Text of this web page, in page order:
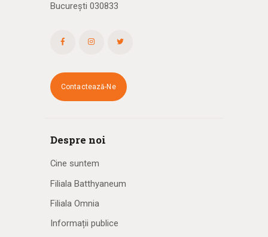
București 030833
Contactează-Ne
Despre noi
Cine suntem
Filiala Batthyaneum
Filiala Omnia
Informații publice